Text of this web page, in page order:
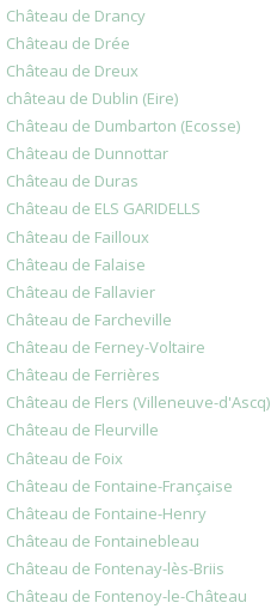
Château de Drancy
Château de Drée
Château de Dreux
château de Dublin (Eire)
Château de Dumbarton (Ecosse)
Château de Dunnottar
Château de Duras
Château de ELS GARIDELLS
Château de Failloux
Château de Falaise
Château de Fallavier
Château de Farcheville
Château de Ferney-Voltaire
Château de Ferrières
Château de Flers (Villeneuve-d'Ascq)
Château de Fleurville
Château de Foix
Château de Fontaine-Française
Château de Fontaine-Henry
Château de Fontainebleau
Château de Fontenay-lès-Briis
Château de Fontenoy-le-Château